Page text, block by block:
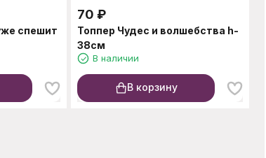
спешит
70 ₽
Топпер Чудес и волшебства h-
38см
В наличии
В корзину